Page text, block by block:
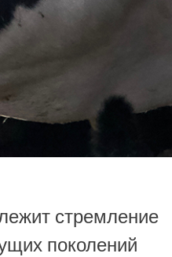
стремление
поколений